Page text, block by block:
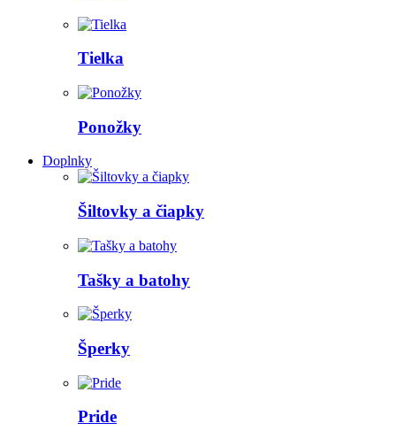
Tielka
Ponožky
Doplnky
Šiltovky a čiapky
Tašky a batohy
Šperky
Pride